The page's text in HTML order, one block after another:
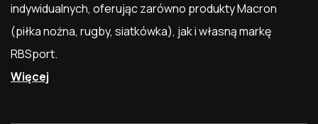
indywidualnych, oferując zarówno produkty Macron
(piłka nożna, rugby, siatkówka), jak i własną markę
RBSport.
Więcej